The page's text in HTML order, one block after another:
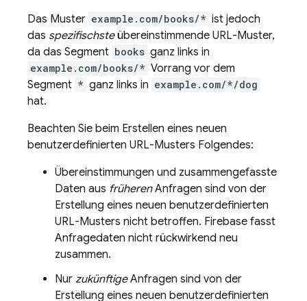
Das Muster example.com/books/* ist jedoch
das spezifischsteübereinstimmende URL-Muster,
da das Segment books ganz links in
example.com/books/* Vorrang vor dem
Segment * ganz links in example.com/*/dog
hat.
Beachten Sie beim Erstellen eines neuen
benutzerdefinierten URL-Musters Folgendes:
Übereinstimmungen und zusammengefasste
Daten aus früherenAnfragen sind von der
Erstellung eines neuen benutzerdefinierten
URL-Musters nicht betroffen. Firebase fasst
Anfragedaten nicht rückwirkend neu
zusammen.
Nur zukünftigeAnfragen sind von der
Erstellung eines neuen benutzerdefinierten